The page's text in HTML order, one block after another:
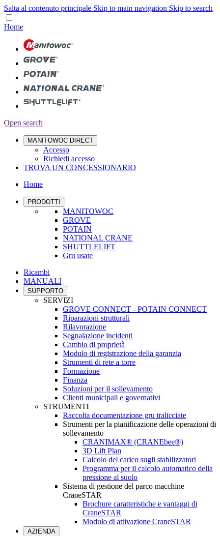
Salta al contenuto principale Skip to main navigation Skip to search
Home
Open search
MANITOWOC DIRECT
Accesso
Richiedi accesso
TROVA UN CONCESSIONARIO
Home
PRODOTTI
MANITOWOC
GROVE
POTAIN
NATIONAL CRANE
SHUTTLELIFT
Gru usate
Ricambi
MANUALI
SUPPORTO
SERVIZI
GROVE CONNECT - POTAIN CONNECT
Riparazioni strutturali
Rilavorazione
Segnalazione incidenti
Cambio di proprietà
Modulo di registrazione della garanzia
Strumenti di rete a torre
Formazione
Finanza
Soluzioni per il sollevamento
Clienti municipali e governativi
STRUMENTI
Raccolta documentazione gru tralicciate
Strumenti per la pianificazione delle operazioni di
sollevamento
CRANIMAX® (CRANEbee®)
3D Lift Plan
Calcolo del carico sugli stabilizzatori
Programma per il calcolo automatico della
pressione al suolo
Sistema di gestione del parco macchine
CraneSTAR
Brochure caratteristiche e vantaggi di
CraneSTAR
Modulo di attivazione CraneSTAR
AZIENDA